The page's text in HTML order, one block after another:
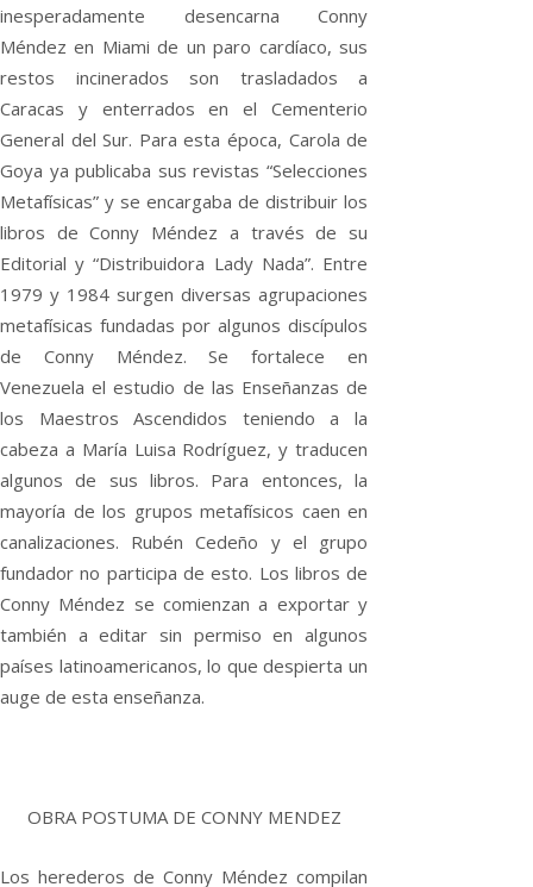
inesperadamente desencarna Conny
Méndez en Miami de un paro cardíaco, sus
restos incinerados son trasladados a
Caracas y enterrados en el Cementerio
General del Sur. Para esta época, Carola de
Goya ya publicaba sus revistas “Selecciones
Metafísicas” y se encargaba de distribuir los
libros de Conny Méndez a través de su
Editorial y “Distribuidora Lady Nada”. Entre
1979 y 1984 surgen diversas agrupaciones
metafísicas fundadas por algunos discípulos
de Conny Méndez. Se fortalece en
Venezuela el estudio de las Enseñanzas de
los Maestros Ascendidos teniendo a la
cabeza a María Luisa Rodríguez, y traducen
algunos de sus libros. Para entonces, la
mayoría de los grupos metafísicos caen en
canalizaciones. Rubén Cedeño y el grupo
fundador no participa de esto. Los libros de
Conny Méndez se comienzan a exportar y
también a editar sin permiso en algunos
países latinoamericanos, lo que despierta un
auge de esta enseñanza.
OBRA POSTUMA DE CONNY MENDEZ
Los herederos de Conny Méndez compilan